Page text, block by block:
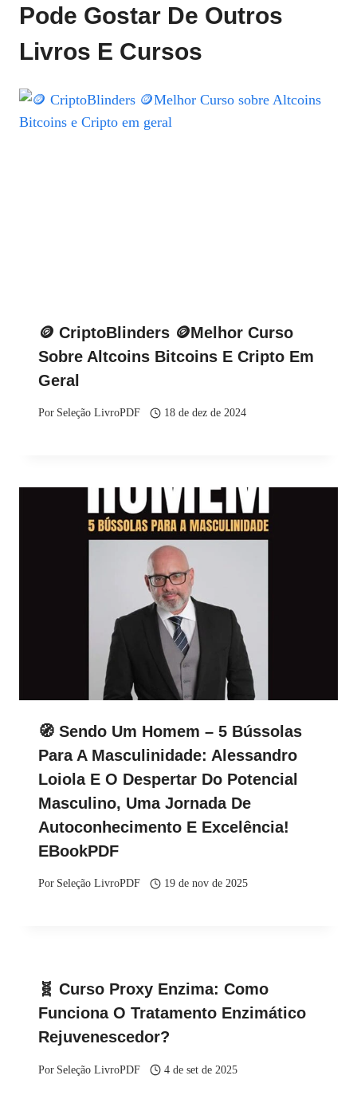
Pode Gostar De Outros
Livros E Cursos
🪙 CriptoBlinders 🪙Melhor Curso
Sobre Altcoins Bitcoins E Cripto Em
Geral
Por Seleção LivroPDF 18 de dez de 2024
🧭 Sendo Um Homem – 5 Bússolas
Para A Masculinidade: Alessandro
Loiola E O Despertar Do Potencial
Masculino, Uma Jornada De
Autoconhecimento E Excelência!
EBookPDF
Por Seleção LivroPDF 19 de nov de 2025
🧬 Curso Proxy Enzima: Como
Funciona O Tratamento Enzimático
Rejuvenescedor?
Por Seleção LivroPDF 4 de set de 2025